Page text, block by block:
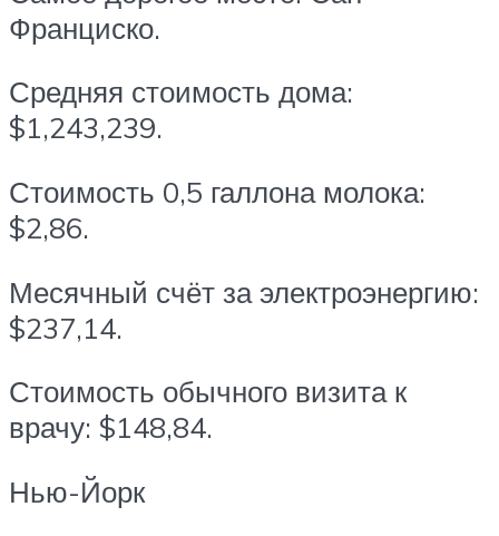
Франциско.
Средняя стоимость дома:
$1,243,239.
Стоимость 0,5 галлона молока:
$2,86.
Месячный счёт за электроэнергию:
$237,14.
Стоимость обычного визита к
врачу: $148,84.
Нью-Йорк